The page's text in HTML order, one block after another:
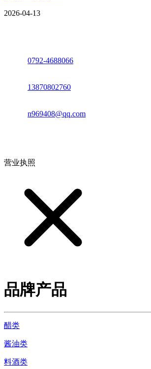
2026-04-13
0792-4688066
13870802760
n969408@qq.com
营业执照
品牌产品
醋类
酱油类
料酒类